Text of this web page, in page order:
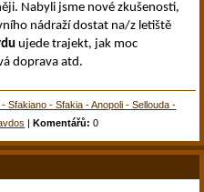
Nabyli jsme nové zkušenosti,
nádraží dostat na/z letiště
ujede trajekt, jak moc
doprava atd.
Sfakiano - Sfakia - Anopoli - Sellouda -
|Komentářů: 0